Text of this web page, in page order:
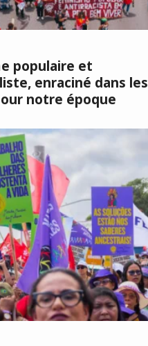
populaire et
enraciné dans les
notre époque